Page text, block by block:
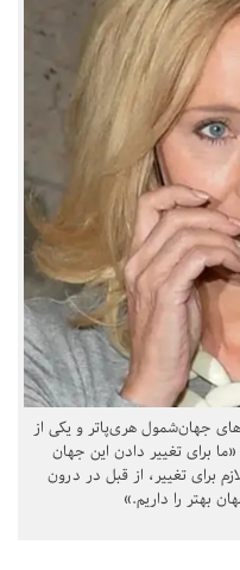
جهان‌شمول هری‌پاتر و یکی از
«ما برای تغییر دادن این جهان
برای تغییر، از قبل در درون
بهتر را داریم.»